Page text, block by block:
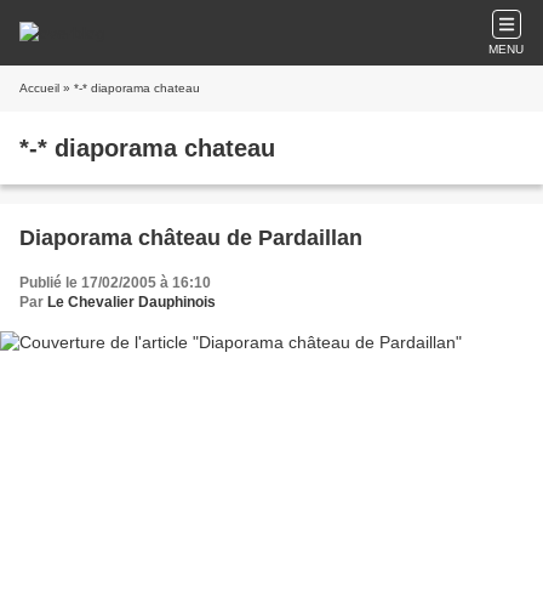
MENU
Accueil » *-* diaporama chateau
*-* diaporama chateau
Diaporama château de Pardaillan
Publié le 17/02/2005 à 16:10
Par Le Chevalier Dauphinois